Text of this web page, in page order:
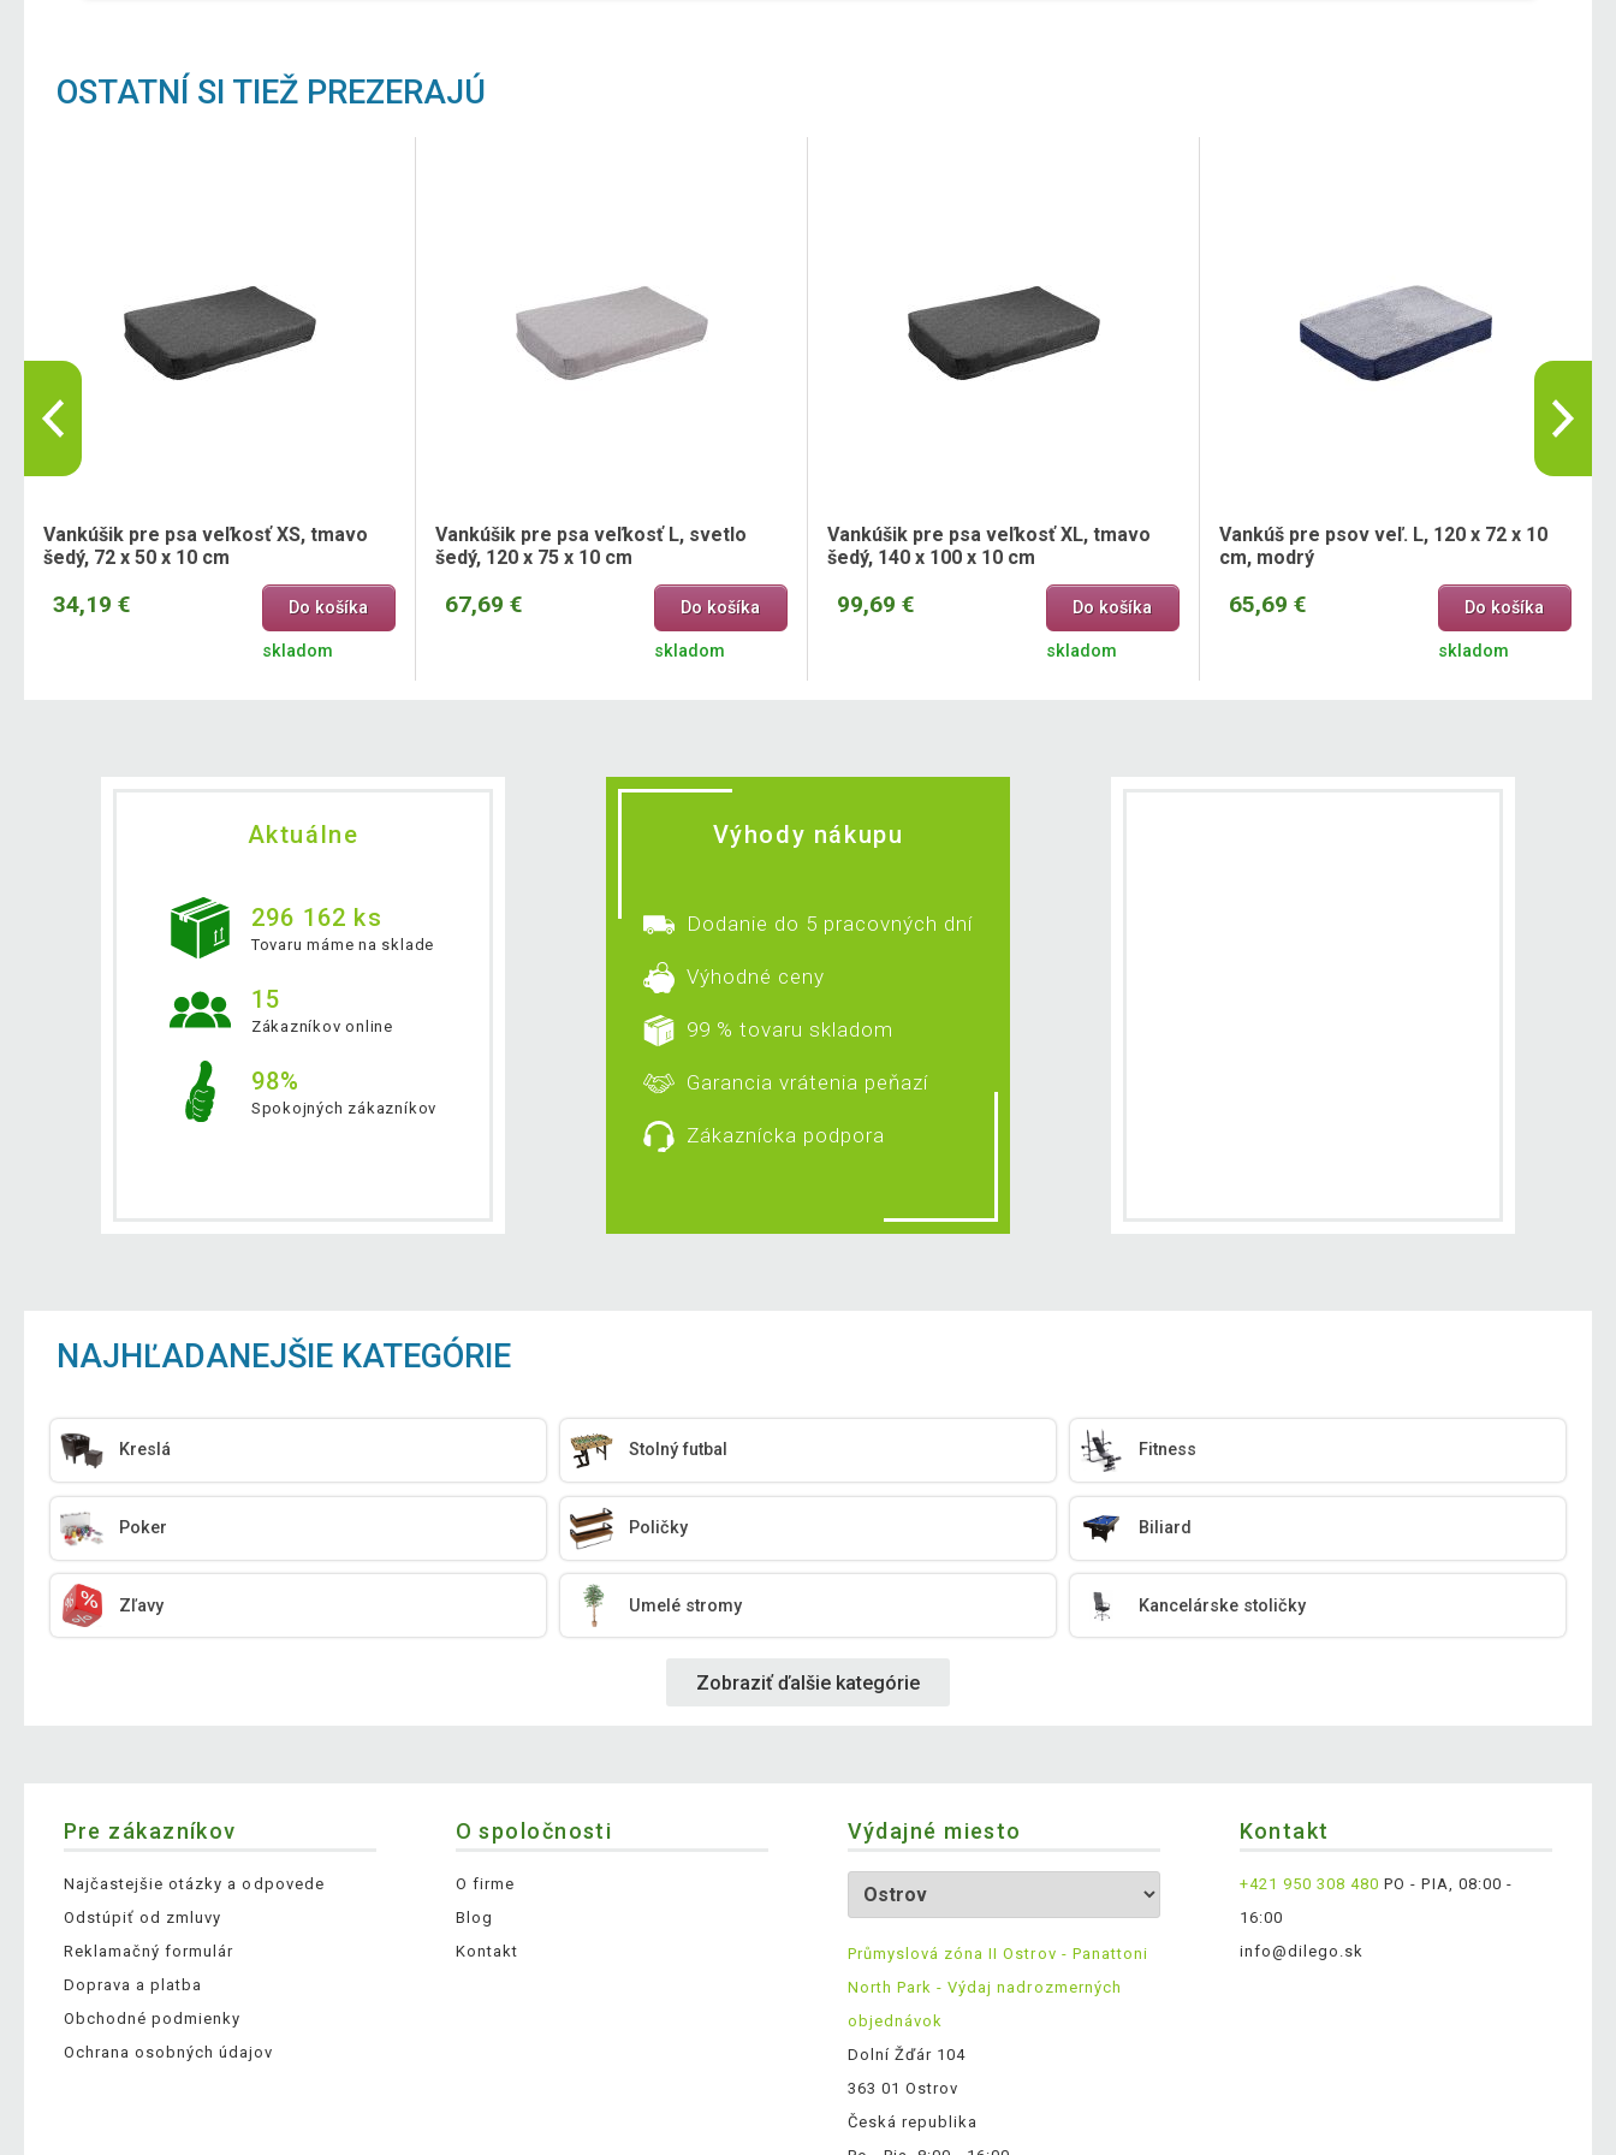
OSTATNÍ SI TIEŽ PREZERAJÚ
Vankúšik pre psa veľkosť XS, tmavo
šedý, 72 x 50 x 10 cm
34,19 € Do košíka
skladom
Vankúšik pre psa veľkosť L, svetlo
šedý, 120 x 75 x 10 cm
67,69 € Do košíka
skladom
Vankúšik pre psa veľkosť XL, tmavo
šedý, 140 x 100 x 10 cm
99,69 € Do košíka
skladom
Vankúš pre psov veľ. L, 120 x 72 x 10
cm, modrý
65,69 € Do košíka
skladom
Aktuálne
296 162 ks
Tovaru máme na sklade
15
Zákazníkov online
98%
Spokojných zákazníkov
Výhody nákupu
Dodanie do 5 pracovných dní
Výhodné ceny
99 % tovaru skladom
Garancia vrátenia peňazí
Zákaznícka podpora
NAJHĽADANEJŠIE KATEGÓRIE
Kreslá Stolný futbal Fitness
Poker Poličky Biliard
Zľavy Umelé stromy Kancelárske stoličky
Zobraziť ďalšie kategórie
Pre zákazníkov
Najčastejšie otázky a odpovede
Odstúpiť od zmluvy
Reklamačný formulár
Doprava a platba
Obchodné podmienky
Ochrana osobných údajov
O spoločnosti
O firme
Blog
Kontakt
Výdajné miesto
Průmyslová zóna II Ostrov - Panattoni
North Park - Výdaj nadrozmerných
objednávok
Dolní Žďár 104
363 01 Ostrov
Česká republika
Kontakt
+421 950 308 480 PO - PIA, 08:00 -
16:00
info@dilego.sk